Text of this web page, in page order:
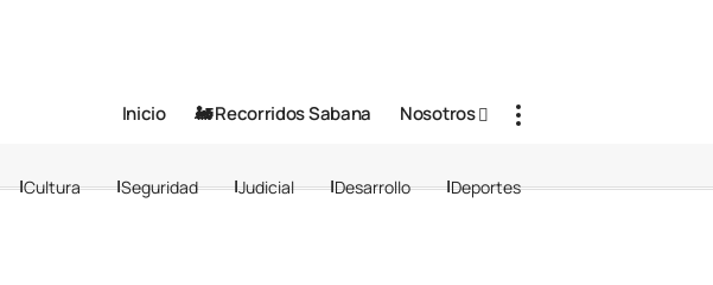
Inicio 🚂 Recorridos Sabana Nosotros
Cultura Seguridad Judicial Desarrollo Deportes